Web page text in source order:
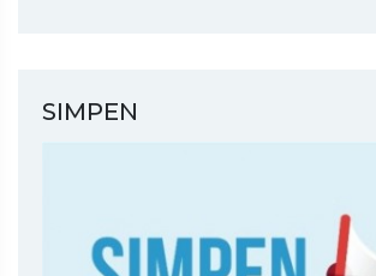
SIMPEN